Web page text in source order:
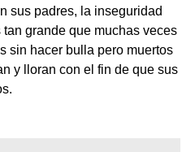
sus padres, la inseguridad
grande que muchas veces
sin hacer bulla pero muertos
y lloran con el fin de que sus